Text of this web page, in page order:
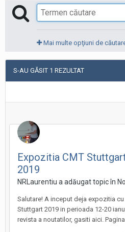
Mai multe opţiuni de
S-AU GĂSIT 1 REZULTAT
Expozitia CMT
2019
NRLaurentiu a adăugat topic în
Salutare! A inceput deja expozitia
Stuttgart 2019 in perioada 12-20
revista a noutatilor, gasiti aici.